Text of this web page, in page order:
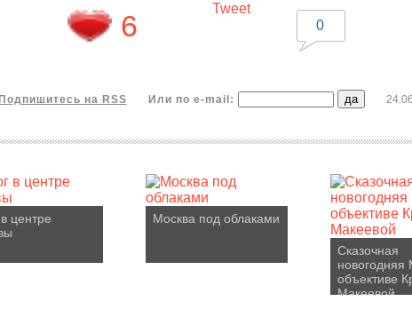
6
Tweet
0
Подпишитесь на RSS Или по e-mail:
центре
Москва под облаками
Сказочная
новогодняя
объективе
Макеевой